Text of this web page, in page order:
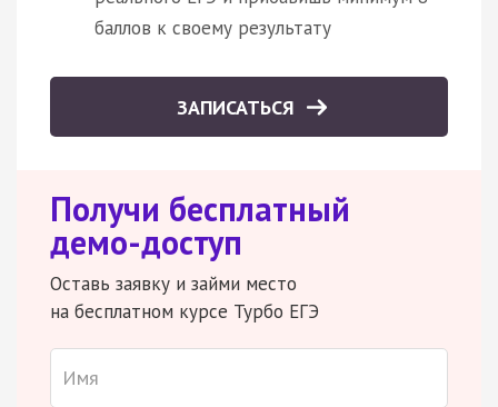
баллов к своему результату
ЗАПИСАТЬСЯ
Получи бесплатный
демо-доступ
Оставь заявку и займи место
на бесплатном курсе Турбо ЕГЭ